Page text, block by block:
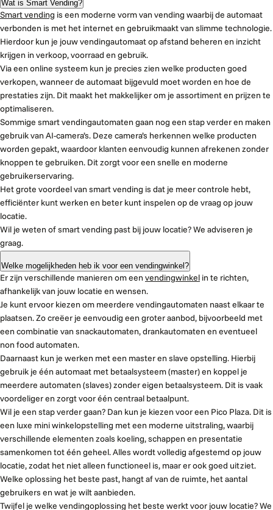
Wat is Smart Vending?
Smart vending is een moderne vorm van vending waarbij de automaat
verbonden is met het internet en gebruikmaakt van slimme technologie.
Hierdoor kun je jouw vendingautomaat op afstand beheren en inzicht
krijgen in verkoop, voorraad en gebruik.
Via een online systeem kun je precies zien welke producten goed
verkopen, wanneer de automaat bijgevuld moet worden en hoe de
prestaties zijn. Dit maakt het makkelijker om je assortiment en prijzen te
optimaliseren.
Sommige smart vendingautomaten gaan nog een stap verder en maken
gebruik van AI-camera’s. Deze camera’s herkennen welke producten
worden gepakt, waardoor klanten eenvoudig kunnen afrekenen zonder
knoppen te gebruiken. Dit zorgt voor een snelle en moderne
gebruikerservaring.
Het grote voordeel van smart vending is dat je meer controle hebt,
efficiënter kunt werken en beter kunt inspelen op de vraag op jouw
locatie.
Wil je weten of smart vending past bij jouw locatie? We adviseren je
graag.
Welke mogelijkheden heb ik voor een vendingwinkel?
Er zijn verschillende manieren om een vendingwinkel in te richten,
afhankelijk van jouw locatie en wensen.
Je kunt ervoor kiezen om meerdere vendingautomaten naast elkaar te
plaatsen. Zo creëer je eenvoudig een groter aanbod, bijvoorbeeld met
een combinatie van snackautomaten, drankautomaten en eventueel
non food automaten.
Daarnaast kun je werken met een master en slave opstelling. Hierbij
gebruik je één automaat met betaalsysteem (master) en koppel je
meerdere automaten (slaves) zonder eigen betaalsysteem. Dit is vaak
voordeliger en zorgt voor één centraal betaalpunt.
Wil je een stap verder gaan? Dan kun je kiezen voor een Pico Plaza. Dit is
een luxe mini winkelopstelling met een moderne uitstraling, waarbij
verschillende elementen zoals koeling, schappen en presentatie
samenkomen tot één geheel. Alles wordt volledig afgestemd op jouw
locatie, zodat het niet alleen functioneel is, maar er ook goed uitziet.
Welke oplossing het beste past, hangt af van de ruimte, het aantal
gebruikers en wat je wilt aanbieden.
Twijfel je welke vendingoplossing het beste werkt voor jouw locatie? We